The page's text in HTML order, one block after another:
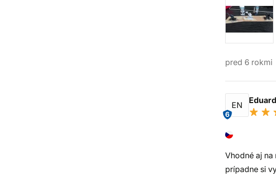
pred 6 rokmi
EN
6
Vhodné aj
prípadne si